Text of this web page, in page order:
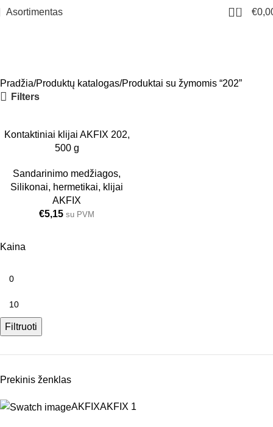
Asortimentas 0 €
Kaina
Filtruoti
Prekinis ženklas
AKFIXAKFIX 1
Pradžia Produktų katalogas Produktai su žymomis “202”
Filters
SOLD OUT
Kontaktiniai klijai AKFIX 202,
500 g
Sandarinimo medžiagos,
Silikonai, hermetikai, klijai
AKFIX
€5,15 su PVM